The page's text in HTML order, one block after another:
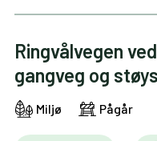
Ringvålvegen
gangveg og
Miljø Pågår